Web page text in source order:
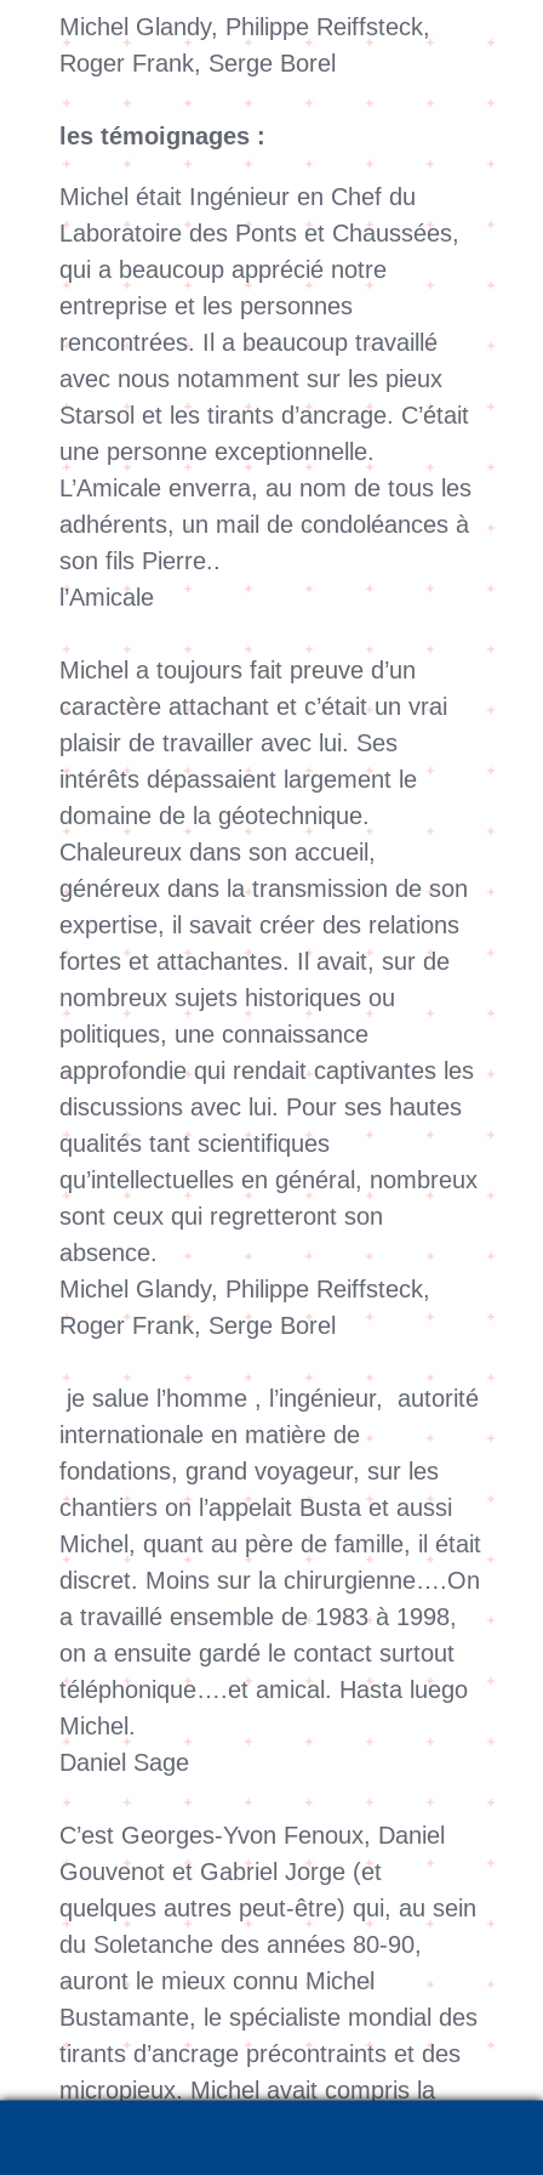
Michel Glandy, Philippe Reiffsteck,
Roger Frank, Serge Borel
les témoignages :
Michel était Ingénieur en Chef du
Laboratoire des Ponts et Chaussées,
qui a beaucoup apprécié notre
entreprise et les personnes
rencontrées. Il a beaucoup travaillé
avec nous notamment sur les pieux
Starsol et les tirants d’ancrage. C’était
une personne exceptionnelle.
L’Amicale enverra, au nom de tous les
adhérents, un mail de condoléances à
son fils Pierre..
l’Amicale
Michel a toujours fait preuve d’un
caractère attachant et c’était un vrai
plaisir de travailler avec lui. Ses
intérêts dépassaient largement le
domaine de la géotechnique.
Chaleureux dans son accueil,
généreux dans la transmission de son
expertise, il savait créer des relations
fortes et attachantes. Il avait, sur de
nombreux sujets historiques ou
politiques, une connaissance
approfondie qui rendait captivantes les
discussions avec lui. Pour ses hautes
qualités tant scientifiques
qu’intellectuelles en général, nombreux
sont ceux qui regretteront son
absence.
Michel Glandy, Philippe Reiffsteck,
Roger Frank, Serge Borel
je salue l’homme , l’ingénieur, autorité
internationale en matière de
fondations, grand voyageur, sur les
chantiers on l’appelait Busta et aussi
Michel, quant au père de famille, il était
discret. Moins sur la chirurgienne….On
a travaillé ensemble de 1983 à 1998,
on a ensuite gardé le contact surtout
téléphonique….et amical. Hasta luego
Michel.
Daniel Sage
C’est Georges-Yvon Fenoux, Daniel
Gouvenot et Gabriel Jorge (et
quelques autres peut-être) qui, au sein
du Soletanche des années 80-90,
auront le mieux connu Michel
Bustamante, le spécialiste mondial des
tirants d’ancrage précontraints et des
micropieux. Michel avait compris la